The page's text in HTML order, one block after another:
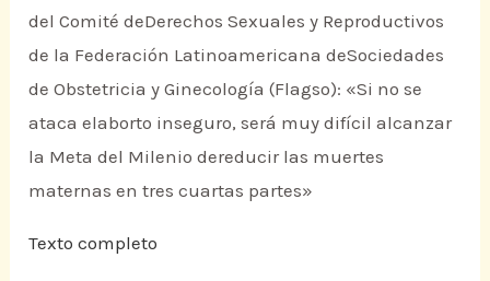
del Comité deDerechos Sexuales y Reproductivos
de la Federación Latinoamericana deSociedades
de Obstetricia y Ginecología (Flagso): «Si no se
ataca elaborto inseguro, será muy difícil alcanzar
la Meta del Milenio dereducir las muertes
maternas en tres cuartas partes»
Texto completo